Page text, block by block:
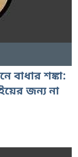
বাধার শঙ্কা:
জন্য না